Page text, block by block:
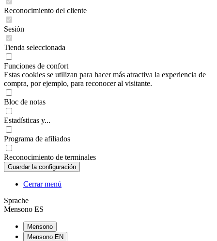
Reconocimiento del cliente
Sesión
Tienda seleccionada
Funciones de confort
Estas cookies se utilizan para hacer más atractiva la experiencia de
compra, por ejemplo, para reconocer al visitante.
Bloc de notas
Estadísticas y...
Programa de afiliados
Reconocimiento de terminales
Cerrar menú
Sprache
Mensono ES
Mensono
Mensono EN